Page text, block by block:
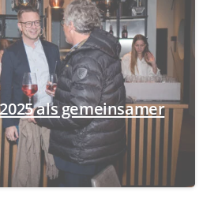
als gemeinsamer